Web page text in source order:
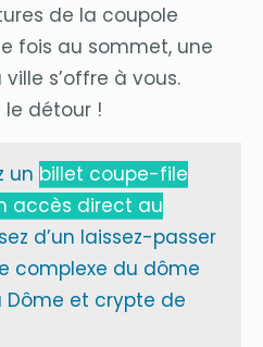
de la coupole
fois au sommet, une
s’offre à vous.
détour !
un billet coupe-file
accès direct au
d’un laissez-passer
complexe du dôme
Dôme et crypte de